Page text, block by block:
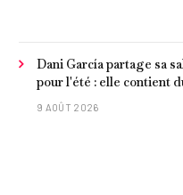
Dani García partage sa
pour l'été : elle contient
concombre et de l'œuf
9 AOÛT 2026